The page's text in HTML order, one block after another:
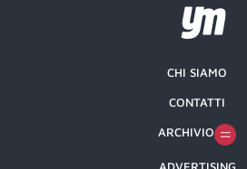
CHI SIAMO
CONTATTI
ARCHIVIO